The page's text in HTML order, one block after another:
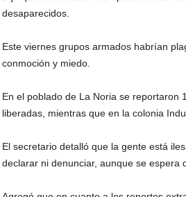
desaparecidos.
Este viernes grupos armados habrían
conmoción y miedo.
En el poblado de La Noria se reportaron
liberadas, mientras que en la colonia
El secretario detalló que la gente está
declarar ni denunciar, aunque se espera